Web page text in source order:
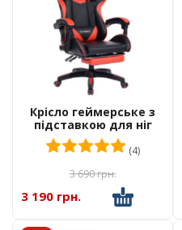
Крісло геймерське з
підставкою для ніг
Hanert G-Force
Black/Red Оцінено в
(4)
3 690грн.
3 190 грн.